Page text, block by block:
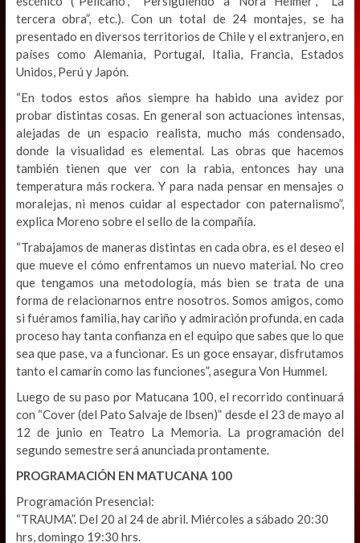
tercera obra”, etc.). Con un total de 24 montajes, se ha
presentado en diversos territorios de Chile y el extranjero, en
países como Alemania, Portugal, Italia, Francia, Estados
Unidos, Perú y Japón.
“En todos estos años siempre ha habido una avidez por
probar distintas cosas. En general son actuaciones intensas,
alejadas de un espacio realista, mucho más condensado,
donde la visualidad es elemental. Las obras que hacemos
también tienen que ver con la rabia, entonces hay una
temperatura más rockera. Y para nada pensar en mensajes o
moralejas, ni menos cuidar al espectador con paternalismo”,
explica Moreno sobre el sello de la compañía.
“Trabajamos de maneras distintas en cada obra, es el deseo el
que mueve el cómo enfrentamos un nuevo material. No creo
que tengamos una metodología, más bien se trata de una
forma de relacionarnos entre nosotros. Somos amigos, como
si fuéramos familia, hay cariño y admiración profunda, en cada
proceso hay tanta confianza en el equipo que sabes que lo que
sea que pase, va a funcionar. Es un goce ensayar, disfrutamos
tanto el camarín como las funciones”, asegura Von Hummel.
Luego de su paso por Matucana 100, el recorrido continuará
con “Cover (del Pato Salvaje de Ibsen)” desde el 23 de mayo al
12 de junio en Teatro La Memoria. La programación del
segundo semestre será anunciada prontamente.
PROGRAMACIÓN EN MATUCANA 100
Programación Presencial:
“TRAUMA”. Del 20 al 24 de abril. Miércoles a sábado 20:30
hrs, domingo 19:30 hrs.